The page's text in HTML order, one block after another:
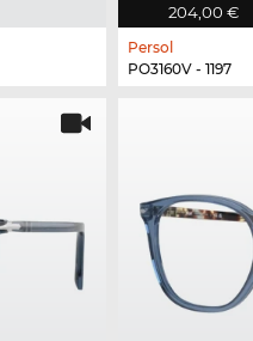
204,00 €
Persol
PO3160V - 1197